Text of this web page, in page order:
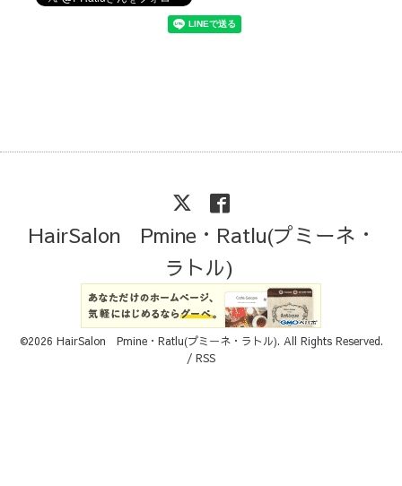
HairSalon Pmine・Ratlu(プミーネ・
ラトル)
©2026 HairSalon Pmine・Ratlu(プミーネ・ラトル). All Rights Reserved.
/ RSS